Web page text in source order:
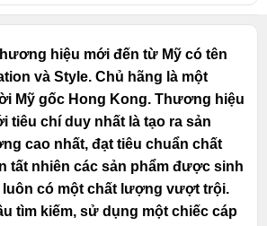
hiệu mới đến từ Mỹ có tên
và Style. Chủ hãng là một
Mỹ gốc Hong Kong. Thương hiệu
tiêu chí duy nhất là tạo ra sản
cao nhất, đạt tiêu chuẩn chất
tất nhiên các sản phẩm được sinh
luôn có một chất lượng vượt trội.
tìm kiếm, sử dụng một chiếc cáp